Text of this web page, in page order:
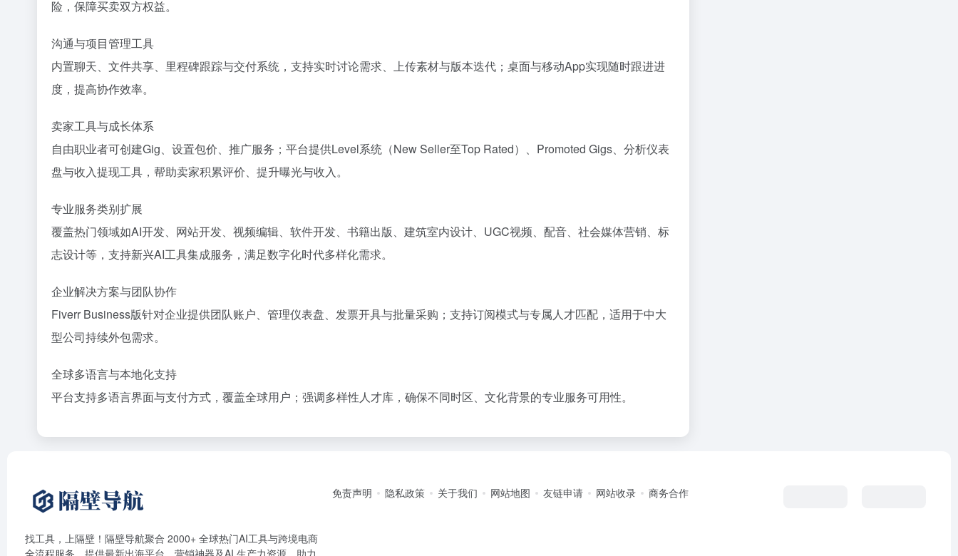
险，保障买卖双方权益。
沟通与项目管理工具
内置聊天、文件共享、里程碑跟踪与交付系统，支持实时讨论需求、上传素材与版本迭代；桌面与移动App实现随时跟进进
度，提高协作效率。
卖家工具与成长体系
自由职业者可创建Gig、设置包价、推广服务；平台提供Level系统（New Seller至Top Rated）、Promoted Gigs、分析仪表
盘与收入提现工具，帮助卖家积累评价、提升曝光与收入。
专业服务类别扩展
覆盖热门领域如AI开发、网站开发、视频编辑、软件开发、书籍出版、建筑室内设计、UGC视频、配音、社会媒体营销、标
志设计等，支持新兴AI工具集成服务，满足数字化时代多样化需求。
企业解决方案与团队协作
Fiverr Business版针对企业提供团队账户、管理仪表盘、发票开具与批量采购；支持订阅模式与专属人才匹配，适用于中大
型公司持续外包需求。
全球多语言与本地化支持
平台支持多语言界面与支付方式，覆盖全球用户；强调多样性人才库，确保不同时区、文化背景的专业服务可用性。
找工具，上隔壁！隔壁导航聚合 2000+ 全球热门AI工具与跨境电商
全流程服务。提供最新出海平台、营销神器及AI 生产力资源，助力
免责声明 隐私政策 关于我们 网站地图 友链申请 网站收录 商务合作